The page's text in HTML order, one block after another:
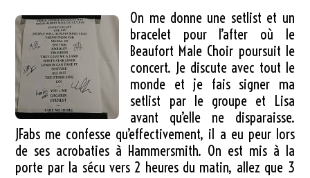
On me donne une setlist et un
bracelet pour l’after où le
Beaufort Male Choir poursuit le
concert. Je discute avec tout le
monde et je fais signer ma
setlist par le groupe et Lisa
avant qu’elle ne disparaisse.
JFabs me confesse qu’effectivement, il a eu peur lors
de ses acrobaties à Hammersmith. On est mis à la
porte par la sécu vers 2 heures du matin, allez que 3